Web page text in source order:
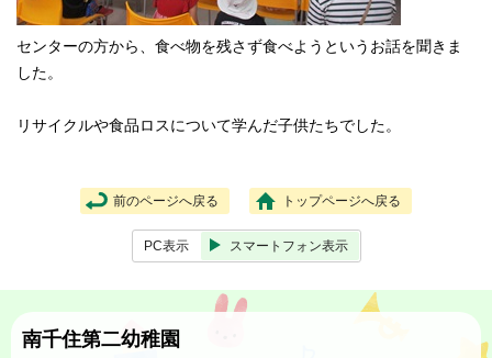
センターの方から、食べ物を残さず食べようというお話を聞きま
した。
リサイクルや食品ロスについて学んだ子供たちでした。
前のページへ戻る トップページへ戻る
PC表示 スマートフォン表示
南千住第二幼稚園